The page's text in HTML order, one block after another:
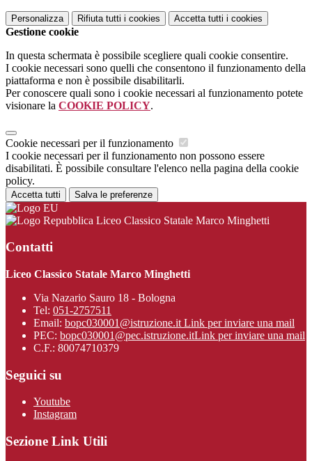
Personalizza Rifiuta tutti i cookies Accetta tutti i cookies
Gestione cookie
In questa schermata è possibile scegliere quali cookie consentire.
I cookie necessari sono quelli che consentono il funzionamento della
piattaforma e non è possibile disabilitarli.
Per conoscere quali sono i cookie necessari al funzionamento potete
visionare la COOKIE POLICY.
Cookie necessari per il funzionamento
I cookie necessari per il funzionamento non possono essere
disabilitati. È possibile consultare l'elenco nella pagina della cookie
policy.
Accetta tutti Salva le preferenze
Liceo Classico Statale Marco Minghetti
Contatti
Liceo Classico Statale Marco Minghetti
Via Nazario Sauro 18 - Bologna
Tel: 051-2757511
Email: bopc030001@istruzione.it Link per inviare una mail
PEC: bopc030001@pec.istruzione.itLink per inviare una mail
C.F.: 80074710379
Seguici su
Youtube
Instagram
Sezione Link Utili